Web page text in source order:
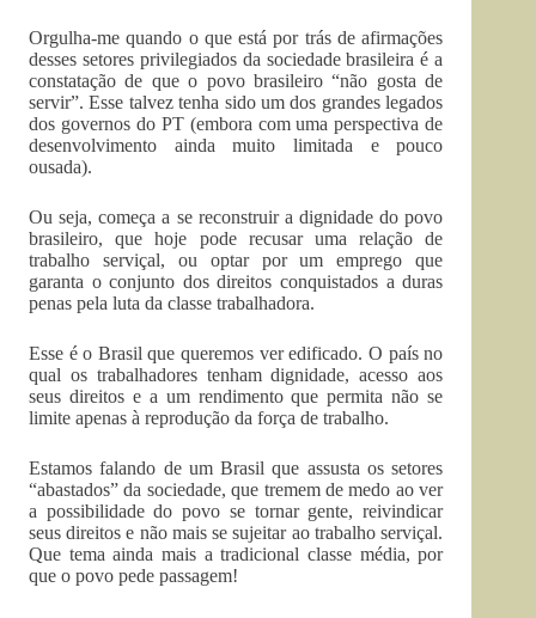
Orgulha-me quando o que está por trás de afirmações
desses setores privilegiados da sociedade brasileira é a
constatação de que o povo brasileiro “não gosta de
servir”. Esse talvez tenha sido um dos grandes legados
dos governos do PT (embora com uma perspectiva de
desenvolvimento ainda muito limitada e pouco
ousada).
Ou seja, começa a se reconstruir a dignidade do povo
brasileiro, que hoje pode recusar uma relação de
trabalho serviçal, ou optar por um emprego que
garanta o conjunto dos direitos conquistados a duras
penas pela luta da classe trabalhadora.
Esse é o Brasil que queremos ver edificado. O país no
qual os trabalhadores tenham dignidade, acesso aos
seus direitos e a um rendimento que permita não se
limite apenas à reprodução da força de trabalho.
Estamos falando de um Brasil que assusta os setores
“abastados” da sociedade, que tremem de medo ao ver
a possibilidade do povo se tornar gente, reivindicar
seus direitos e não mais se sujeitar ao trabalho serviçal.
Que tema ainda mais a tradicional classe média, por
que o povo pede passagem!